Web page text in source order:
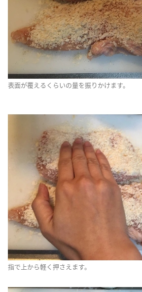
表面が覆えるくらいの量を振りかけます。
指で上から軽く押さえます。